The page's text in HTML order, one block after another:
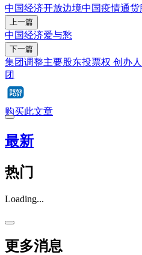
中国经济开放边境中国疫情通货
上一篇
中国经济爱与愁
下一篇
集团调整主要股东投票权 创办
团
购买此文章
最新
热门
Loading...
更多消息